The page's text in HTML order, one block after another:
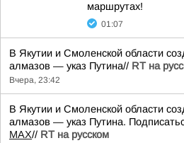
маршрутах!
01:07
В Якутии и Смоленской области
алмазов — указ Путина// RT на
Вчера, 23:42
В Якутии и Смоленской области
алмазов — указ Путина.
MAX// RT на русском